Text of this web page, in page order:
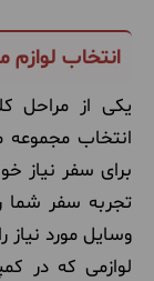
انتخاب لوازم
یکی از مراحل
انتخاب مجموعه
برای سفر نیاز
تجربه سفر شما
وسایل مورد
لوازمی که در